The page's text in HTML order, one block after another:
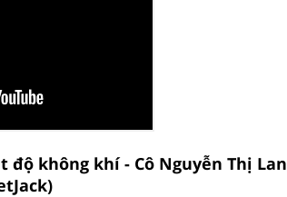
độ không khí - Cô Nguyễn Thị Lan